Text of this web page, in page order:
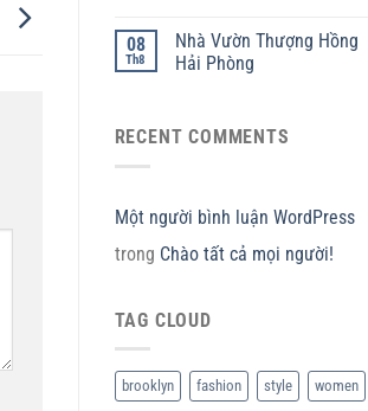
08
Th8
Nhà Vườn Thượng Hồng
Hải Phòng
RECENT COMMENTS
Một người bình luận WordPress
trong Chào tất cả mọi người!
TAG CLOUD
brooklyn fashion style women